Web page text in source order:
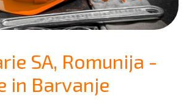
SA, Romunija -
in Barvanje